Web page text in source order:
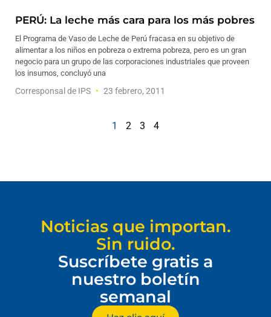
PERÚ: La leche más cara para los más pobres
El Programa de Vaso de Leche de Perú fracasa en su objetivo de
alimentar a los niños en pobreza o extrema pobreza, pero es un gran
negocio para un grupo de las corporaciones industriales que proveen
los insumos, concluyó una
Corresponsal de IPS 23 febrero, 2011
1 2 3 4
Noticias que importan.
Sin ruido.
Suscríbete gratis a
nuestro boletín
semanal